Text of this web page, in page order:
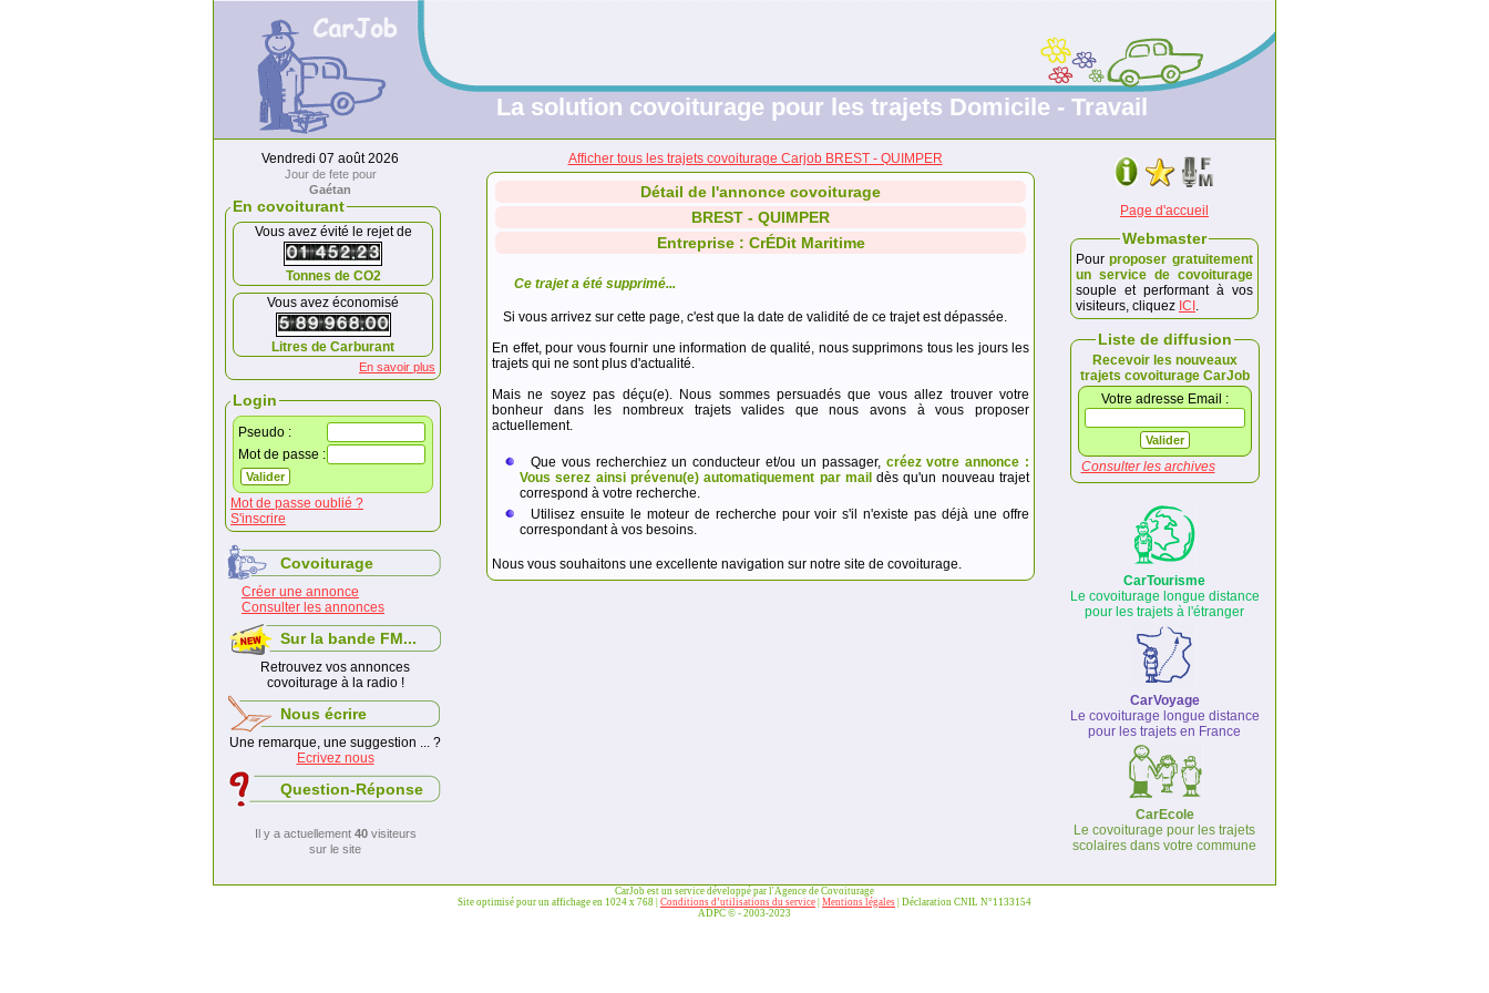
La solution covoiturage pour les trajets Domicile - Travail
Vendredi 07 août 2026
Jour de fete pour
Gaétan
En covoiturant
Vous avez évité le rejet de
Tonnes de CO2
Vous avez économisé
Litres de Carburant
En savoir plus
Login
Pseudo :
Mot de passe :
Mot de passe oublié ?
S'inscrire
Covoiturage
Créer une annonce
Consulter les annonces
Sur la bande FM...
Retrouvez vos annonces
covoiturage à la radio !
Nous écrire
Une remarque, une suggestion ... ?
Ecrivez nous
Question-Réponse
Il y a actuellement 40visiteurs
sur le site
Afficher tous les trajets covoiturage Carjob BREST - QUIMPER
Détail de l'annonce covoiturage
BREST - QUIMPER
Entreprise : CrÉDit Maritime
Ce trajet a été supprimé...
Si vous arrivez sur cette page, c'est que la date de validité de ce trajet est dépassée.
En effet, pour vous fournir une information de qualité, nous supprimons tous les jours les
trajets qui ne sont plus d'actualité.
Mais ne soyez pas déçu(e). Nous sommes persuadés que vous allez trouver votre
bonheur dans les nombreux trajets valides que nous avons à vous proposer
actuellement.
Que vous recherchiez un conducteur et/ou un passager, créez votre annonce :
Vous serez ainsi prévenu(e) automatiquement par mail dès qu'un nouveau trajet
correspond à votre recherche.
Utilisez ensuite le moteur de recherche pour voir s'il n'existe pas déjà une offre
correspondant à vos besoins.
Nous vous souhaitons une excellente navigation sur notre site de covoiturage.
Page d'accueil
Webmaster
Pour proposer gratuitement
un service de covoiturage
souple et performant à vos
visiteurs, cliquez ICI .
Liste de diffusion
Recevoir les nouveaux
trajets covoiturage CarJob
Votre adresse Email :
Consulter les archives
CarTourisme
Le covoiturage longue distance
pour les trajets à l'étranger
CarVoyage
Le covoiturage longue distance
pour les trajets en France
CarEcole
Le covoiturage pour les trajets
scolaires dans votre commune
CarJob est un service développé par l'Agence de Covoiturage
Site optimisé pour un affichage en 1024 x 768 | Conditions d’utilisations du service Mentions légales | Déclaration CNIL N°1133154
ADPC © - 2003-2023